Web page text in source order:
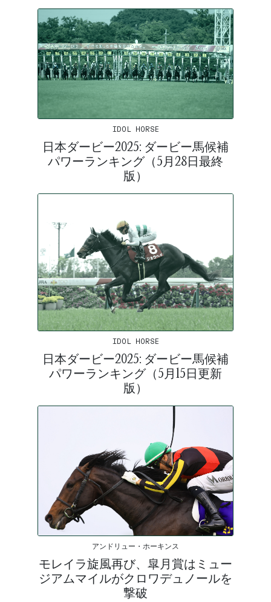
IDOL HORSE
日本ダービー2025: ダービー馬候補
パワーランキング（5月28日最終
版）
IDOL HORSE
日本ダービー2025: ダービー馬候補
パワーランキング（5月15日更新
版）
アンドリュー・ホーキンス
モレイラ旋風再び、皐月賞はミュー
ジアムマイルがクロワデュノールを
撃破